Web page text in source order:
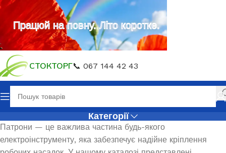
СТОКТОРГ📞 067 144 42 43
Категорії
Патрони — це важлива частина будь-якого
електроінструменту, яка забезпечує надійне кріплення
Працюй на повну. Літо коротке.